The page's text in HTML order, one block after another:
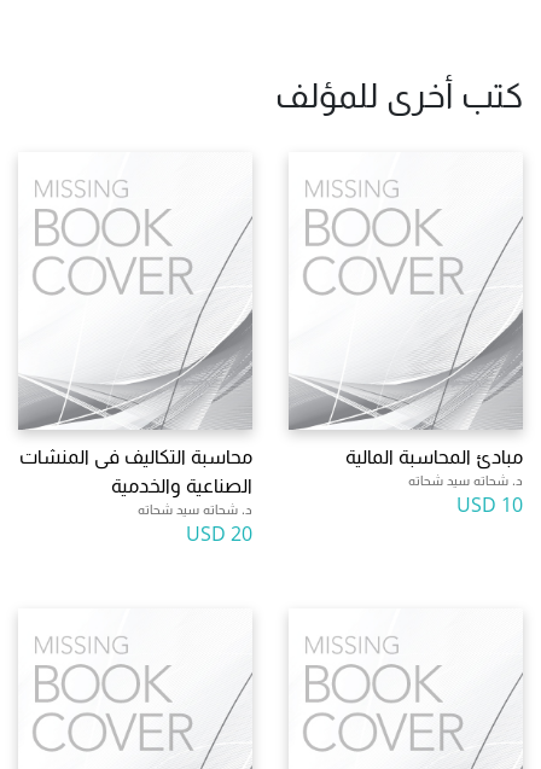
كتب أخرى للمؤلف
مبادئ المحاسبة المالية
د. شحاته سيد شحاته
10 USD
محاسبة التكاليف فى المنشات
الصناعية والخدمية
د. شحاته سيد شحاته
20 USD